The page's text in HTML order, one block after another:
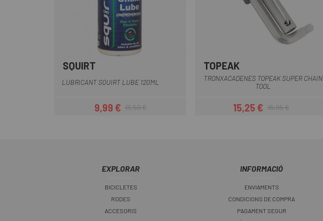
SQUIRT
LUBRICANT SQUIRT LUBE 120ML
Preu
9,99 €Preu regular
13,50 €
TOPEAK
TRONXACADENES TOPEAK SUPER CHAIN
TOOL
Preu
15,25 €Preu regular
16,95 €
EXPLORAR
BICICLETES
RODES
ACCESORIS
INFORMACIÓ
ENVIAMENTS
CONDICIONS DE COMPRA
PAGAMENT SEGUR